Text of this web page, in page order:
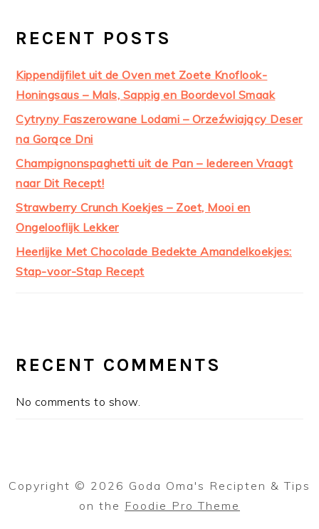
RECENT POSTS
Kippendijfilet uit de Oven met Zoete Knoflook-
Honingsaus – Mals, Sappig en Boordevol Smaak
Cytryny Faszerowane Lodami – Orzeźwiający Deser
na Gorące Dni
Champignonspaghetti uit de Pan – Iedereen Vraagt
naar Dit Recept!
Strawberry Crunch Koekjes – Zoet, Mooi en
Ongelooflijk Lekker
Heerlijke Met Chocolade Bedekte Amandelkoekjes:
Stap-voor-Stap Recept
RECENT COMMENTS
No comments to show.
Copyright © 2026 Goda Oma's Recipten & Tips
on the Foodie Pro Theme